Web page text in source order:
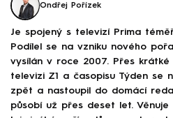
Ondřej Pořízek
Je spojený s televizí Prima
Podílel se na vzniku nového
vysílán v roce 2007. Přes
televizi Z1 a časopisu Týden se
zpět a nastoupil do domácí
působí už přes deset let. Věnuje